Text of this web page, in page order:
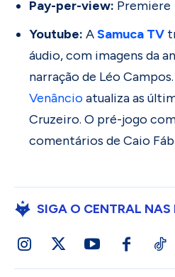
Pay-per-view: Premiere
Youtube: ASamuca TV
áudio, com imagens da
narração de Léo
Venâncioatualiza as
Cruzeiro. O pré-jogo
comentários de Caio
SIGA O CENTRAL NAS